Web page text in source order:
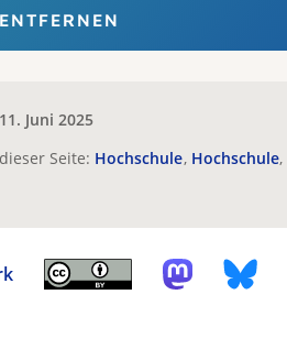
11. Juni 2025
Seite: Hochschule Hochschule